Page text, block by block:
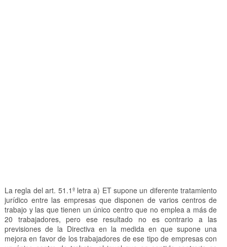
de 20 trabajadores, en aquellos casos en los que los
despidos que se producen en el centro de trabajo
aisladamente considerado excedan tales umbrales; y debe
ser la empresa, cuando se superen los umbrales tomando
como unidad de referencia la totalidad de la misma.